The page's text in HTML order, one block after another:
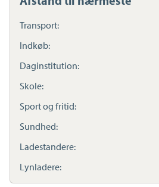
Transport:
Indkøb:
Daginstitution:
Skole:
Sport og fritid:
Sundhed:
Ladestandere:
Lynladere: